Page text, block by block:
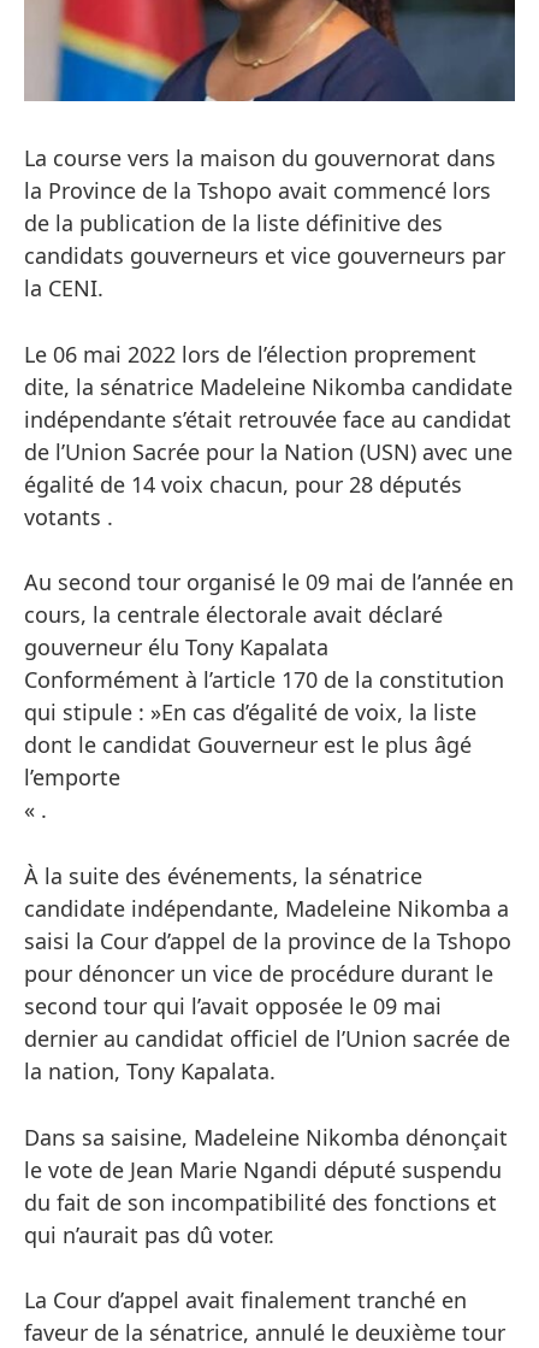
La course vers la maison du gouvernorat dans
la Province de la Tshopo avait commencé lors
de la publication de la liste définitive des
candidats gouverneurs et vice gouverneurs par
la CENI.
Le 06 mai 2022 lors de l’élection proprement
dite, la sénatrice Madeleine Nikomba candidate
indépendante s’était retrouvée face au candidat
de l’Union Sacrée pour la Nation (USN) avec une
égalité de 14 voix chacun, pour 28 députés
votants .
Au second tour organisé le 09 mai de l’année en
cours, la centrale électorale avait déclaré
gouverneur élu Tony Kapalata
Conformément à l’article 170 de la constitution
qui stipule : »En cas d’égalité de voix, la liste
dont le candidat Gouverneur est le plus âgé
l’emporte
« .
À la suite des événements, la sénatrice
candidate indépendante, Madeleine Nikomba a
saisi la Cour d’appel de la province de la Tshopo
pour dénoncer un vice de procédure durant le
second tour qui l’avait opposée le 09 mai
dernier au candidat officiel de l’Union sacrée de
la nation, Tony Kapalata.
Dans sa saisine, Madeleine Nikomba dénonçait
le vote de Jean Marie Ngandi député suspendu
du fait de son incompatibilité des fonctions et
qui n’aurait pas dû voter.
La Cour d’appel avait finalement tranché en
faveur de la sénatrice, annulé le deuxième tour